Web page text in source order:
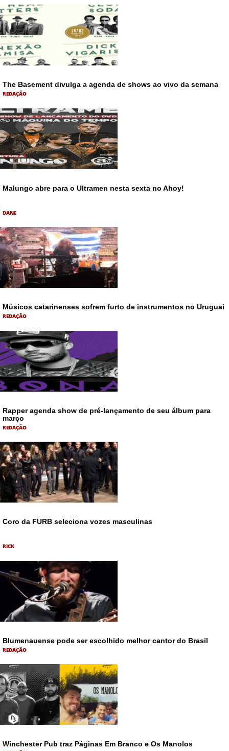
The Basement divulga a agenda de shows ao vivo da semana
REDAÇÃO
Malungo abre para o Ultramen nesta sexta no Ahoy!
DANE
Músicos catarinenses sofrem furto de instrumentos no Uruguai
REDAÇÃO
Rapper agenda show de pré-lançamento de seu álbum para
março
REDAÇÃO
Coro da FURB seleciona vozes masculinas
RICK
Blumenauense pode ser escolhido melhor cantor do Brasil
REDAÇÃO
Winchester Pub traz Páginas Em Branco e Os Manolos